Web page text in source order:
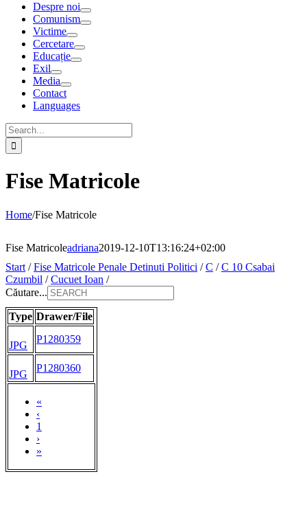
Despre noi
Comunism
Victime
Cercetare
Educație
Exil
Media
Contact
Languages
Search
for:
Fise Matricole
Home/Fise Matricole
Fise Matricoleadriana2019-12-10T13:16:24+02:00
Start /Fise Matricole Penale Detinuti Politici /C /C 10 Csabai
Czumbil /Cucuet Ioan /
Căutare...
Type Drawer/File
«
‹
1
›
»
JPG
P1280359
JPG
P1280360